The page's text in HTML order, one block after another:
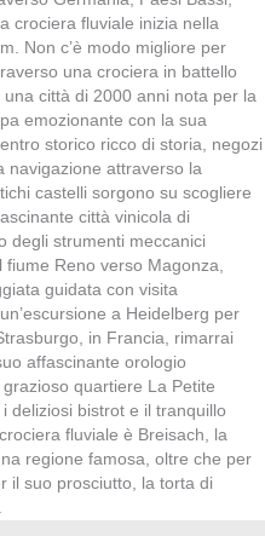
crociera fluviale inizia nella
Non c’è modo migliore per
una crociera in battello
città di 2000 anni nota per la
emozionante con la sua
storico ricco di storia, negozi
navigazione attraverso la
castelli sorgono su scogliere
città vinicola di
degli strumenti meccanici
Reno verso Magonza,
guidata con visita
a Heidelberg per
in Francia, rimarrai
affascinante orologio
quartiere La Petite
deliziosi bistrot e il tranquillo
fluviale è Breisach, la
regione famosa, oltre che per
il suo prosciutto, la torta di